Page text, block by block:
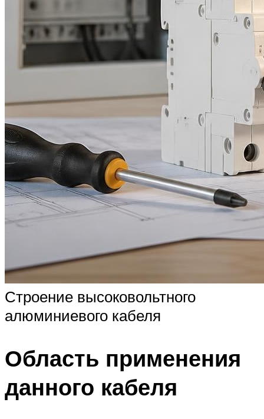
Строение высоковольтного
алюминиевого кабеля
Область применения
данного кабеля